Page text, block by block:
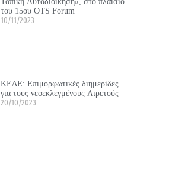
του 15ου OTS Forum
10/11/2023
ΚΕΔΕ: Επιμορφωτικές διημερίδες
για τους νεοεκλεγμένους Αιρετούς
20/10/2023